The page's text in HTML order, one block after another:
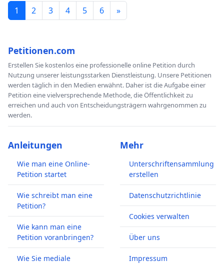
1 2 3 4 5 6 »
Petitionen.com
Erstellen Sie kostenlos eine professionelle online Petition durch
Nutzung unserer leistungsstarken Dienstleistung. Unsere Petitionen
werden täglich in den Medien erwähnt. Daher ist die Aufgabe einer
Petition eine vielversprechende Methode, die Öffentlichkeit zu
erreichen und auch von Entscheidungsträgern wahrgenommen zu
werden.
Anleitungen
Wie man eine Online-
Petition startet
Wie schreibt man eine
Petition?
Wie kann man eine
Petition voranbringen?
Wie Sie mediale
Mehr
Unterschriftensammlung
erstellen
Datenschutzrichtlinie
Cookies verwalten
Über uns
Impressum